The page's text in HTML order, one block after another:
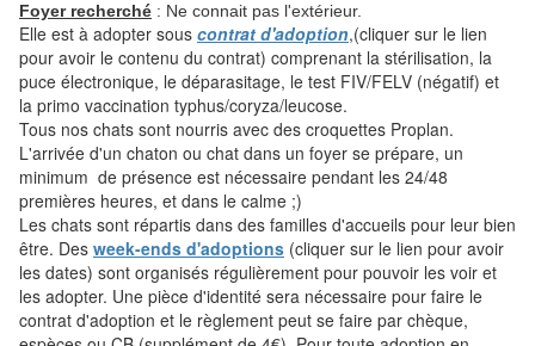
Foyer recherché : Ne connait pas l'extérieur.
Elle est à adopter sous contrat d'adoption,(cliquer sur le lien
pour avoir le contenu du contrat) comprenant la stérilisation, la
puce électronique, le déparasitage, le test FIV/FELV (négatif) et
la primo vaccination typhus/coryza/leucose.
Tous nos chats sont nourris avec des croquettes Proplan.
L'arrivée d'un chaton ou chat dans un foyer se prépare, un
minimum de présence est nécessaire pendant les 24/48
premières heures, et dans le calme ;)
Les chats sont répartis dans des familles d'accueils pour leur bien
être. Des week-ends d'adoptions (cliquer sur le lien pour avoir
les dates) sont organisés régulièrement pour pouvoir les voir et
les adopter. Une pièce d'identité sera nécessaire pour faire le
contrat d'adoption et le règlement peut se faire par chèque,